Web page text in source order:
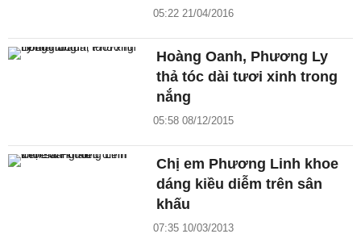
05:22 21/04/2016
Hoàng Oanh, Phương Ly
thả tóc dài tươi xinh trong
nắng
05:58 08/12/2015
Chị em Phương Linh khoe
dáng kiều diễm trên sân
khấu
07:35 10/03/2013